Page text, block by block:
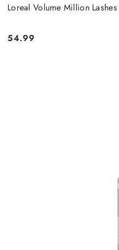
Loreal Volume Million
Cena:
54.99